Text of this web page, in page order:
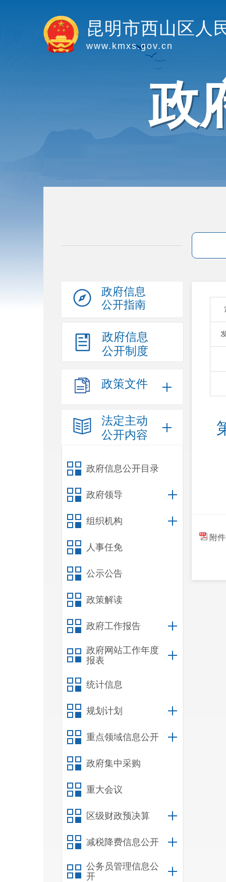
昆明市西山区人
www.kmxs.gov.cn
政
政府信息
公开指南
政府信息
公开制度
政策文件
法定主动
公开内容
政府信息公开目录
政府领导
组织机构
人事任免
公示公告
政策解读
政府工作报告
政府网站工作年度
报表
统计信息
规划计划
重点领域信息公开
政府集中采购
重大会议
区级财政预决算
减税降费信息公开
公务员管理信息公
开
附